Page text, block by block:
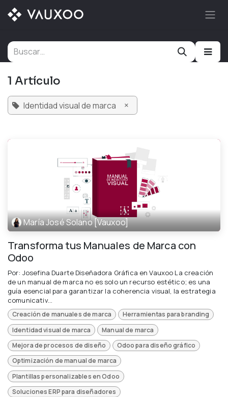
Ir al contenido
1 Artículo
Identidad visual de marca ×
María José Solano [Vauxoo]
Transforma tus Manuales de Marca con
Odoo
Por: Josefina Duarte Diseñadora Gráfica en Vauxoo La creación
de un manual de marca no es solo un recurso estético; es una
guía esencial para garantizar la coherencia visual, la estrategia
comunicativ...
Creación de manuales de marca
Herramientas para branding
Identidad visual de marca
Manual de marca
Mejora de procesos de diseño
Odoo para diseño gráfico
Optimización de manual de marca
Plantillas personalizables en Odoo
Soluciones ERP para diseñadores